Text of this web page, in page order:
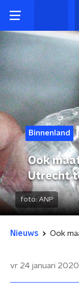
Binnenland
Ook
Utrecht
foto:ANP
Nieuws
vr 24 januari 2020